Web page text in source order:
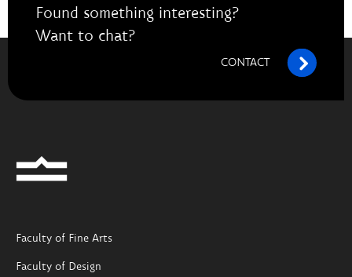
Found something interesting?
Want to chat?
CONTACT
Faculty of Fine Arts
Faculty of Design